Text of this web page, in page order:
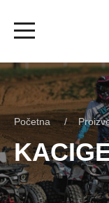
Početna